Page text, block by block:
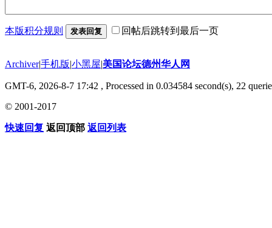
本版积分规则 发表回复 回帖后跳转到最后一页
Archiver|手机版|小黑屋|美国论坛德州华人网
GMT-6, 2026-8-7 17:42 , Processed in 0.034584 second(s), 22
© 2001-2017
快速回复 返回顶部 返回列表